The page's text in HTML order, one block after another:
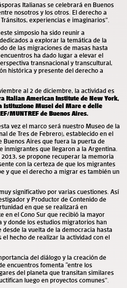
Italianas se celebrará en Buenos
nosotros y los otros. El derecho a
experiencias e imaginarios”.
simposio ha sido reunir a
a explorar la temática de la
de las migraciones de masas hasta
ha dado lugar a elevar el
transnacional y transcultural,
histórica y presente del derecho a
al 2 de diciembre, la actividad es
Italian American Institute de New York,
Istituzione Musei del Mare e delle
MUNTREF de Buenos Aires.
vez el marco será nuestro Museo de la
de Tres de Febrero), establecido en el
Buenos Aires que fuera la puerta de
inmigrantes que llegaron a la Argentina.
se propone recuperar la memoria
con la certeza de que los migrantes
y que el derecho a migrar es también un
significativo por varias cuestiones. Así
y Productor de Contenido de
en que se realizará en
en el Cono Sur que recibió la mayor
donde los estudios migratorios han
la vuelta de la democracia hasta
el hecho de realizar la actividad con el
del diálogo y la creación de
encuentros fomenta “entre los
del planeta que transitan similares
luego en proyectos comunes”.